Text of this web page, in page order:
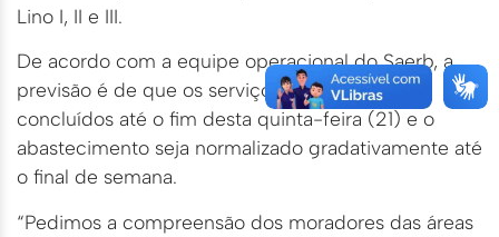
Lino I, II e III.
De acordo com a equipe operacional do Saerb, a
previsão é de que os serviços devem ser
concluídos até o fim desta quinta-feira (21) e o
abastecimento seja normalizado gradativamente até
o final de semana.
“Pedimos a compreensão dos moradores das áreas